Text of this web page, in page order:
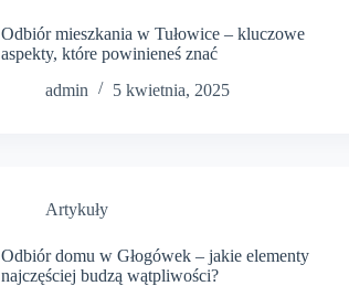
Odbiór mieszkania w Tułowice – kluczowe
aspekty, które powinieneś znać
admin
5 kwietnia, 2025
Artykuły
Odbiór domu w Głogówek – jakie elementy
najczęściej budzą wątpliwości?